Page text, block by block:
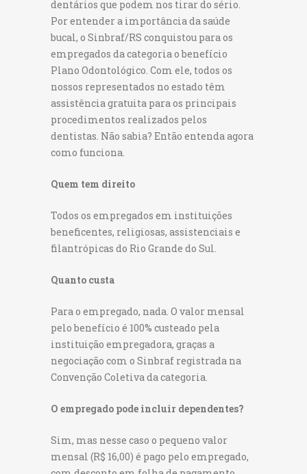
dentários que podem nos tirar do sério.
Por entender a importância da saúde
bucal, o Sinbraf/RS conquistou para os
empregados da categoria o benefício
Plano Odontológico. Com ele, todos os
nossos representados no estado têm
assistência gratuita para os principais
procedimentos realizados pelos
dentistas. Não sabia? Então entenda agora
como funciona.
Quem tem direito
Todos os empregados em instituições
beneficentes, religiosas, assistenciais e
filantrópicas do Rio Grande do Sul.
Quanto custa
Para o empregado, nada. O valor mensal
pelo benefício é 100% custeado pela
instituição empregadora, graças a
negociação com o Sinbraf registrada na
Convenção Coletiva da categoria.
O empregado pode incluir dependentes?
Sim, mas nesse caso o pequeno valor
mensal (R$ 16,00) é pago pelo empregado,